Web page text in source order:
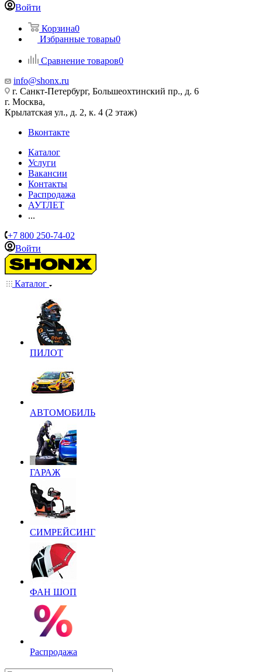
Войти
Корзина0
Избранные товары0
Сравнение товаров0
info@shonx.ru
г. Санкт-Петербург, Большеохтинский пр., д. 6
г. Москва,
Крылатская ул., д. 2, к. 4 (2 этаж)
Вконтакте
Каталог
Услуги
Вакансии
Контакты
Распродажа
АУТЛЕТ
...
+7 800 250-74-02
Войти
Каталог
ПИЛОТ
АВТОМОБИЛЬ
ГАРАЖ
СИМРЕЙСИНГ
ФАН ШОП
Распродажа